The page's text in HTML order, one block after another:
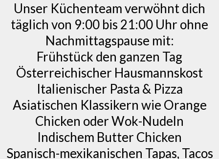
Unser Küchenteam verwöhnt dich
täglich von 9:00 bis 21:00 Uhr ohne
Nachmittagspause mit:
Frühstück den ganzen Tag
Österreichischer Hausmannskost
Italienischer Pasta & Pizza
Asiatischen Klassikern wie Orange
Chicken oder Wok-Nudeln
Indischem Butter Chicken
Spanisch-mexikanischen Tapas, Tacos